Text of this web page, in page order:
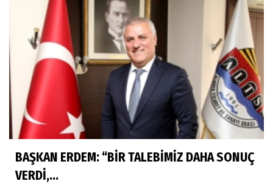
BAŞKAN ERDEM: “BİR TALEBİMİZ DAHA SONUÇ
VERDİ,...